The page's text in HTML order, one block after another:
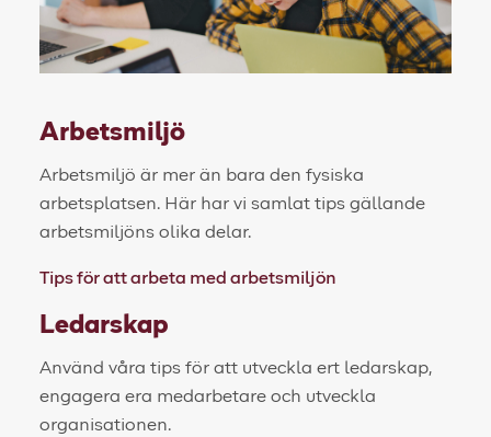
Arbetsmiljö
Arbetsmiljö är mer än bara den fysiska
arbetsplatsen. Här har vi samlat tips gällande
arbetsmiljöns olika delar.
Tips för att arbeta med arbetsmiljön
Ledarskap
Använd våra tips för att utveckla ert ledarskap,
engagera era medarbetare och utveckla
organisationen.